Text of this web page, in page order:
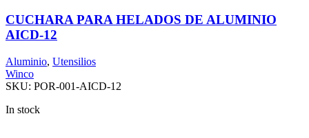
CUCHARA PARA HELADOS DE ALUMINIO
AICD-12
Aluminio, Utensilios
Winco
SKU: POR-001-AICD-12
In stock